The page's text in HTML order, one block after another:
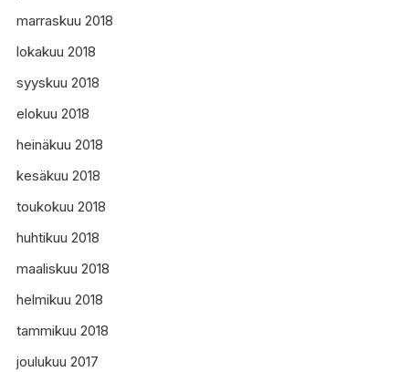
marraskuu 2018
lokakuu 2018
syyskuu 2018
elokuu 2018
heinäkuu 2018
kesäkuu 2018
toukokuu 2018
huhtikuu 2018
maaliskuu 2018
helmikuu 2018
tammikuu 2018
joulukuu 2017